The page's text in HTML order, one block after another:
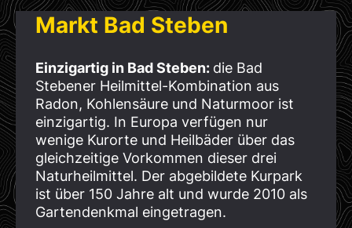
Markt Bad Steben
Einzigartig in Bad Steben: die Bad
Stebener Heilmittel-Kombination aus
Radon, Kohlensäure und Naturmoor ist
einzigartig. In Europa verfügen nur
wenige Kurorte und Heilbäder über das
gleichzeitige Vorkommen dieser drei
Naturheilmittel. Der abgebildete Kurpark
ist über 150 Jahre alt und wurde 2010 als
Gartendenkmal eingetragen.